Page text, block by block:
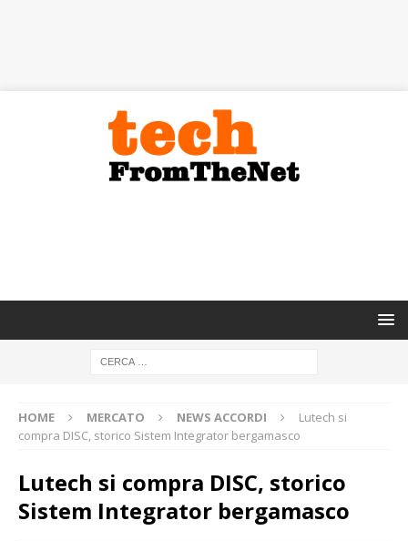
HOME MERCATO NEWS ACCORDI
Lutech si
compra DISC, storico Sistem Integrator bergamasco
Lutech si compra DISC, storico
Sistem Integrator bergamasco